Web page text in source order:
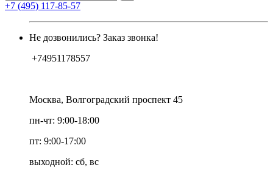
+7 (495) 117-85-57
Не дозвонились? Заказ звонка!
+74951178557
Москва, Волгоградский проспект 45
пн-чт: 9:00-18:00
пт: 9:00-17:00
выходной: сб, вс